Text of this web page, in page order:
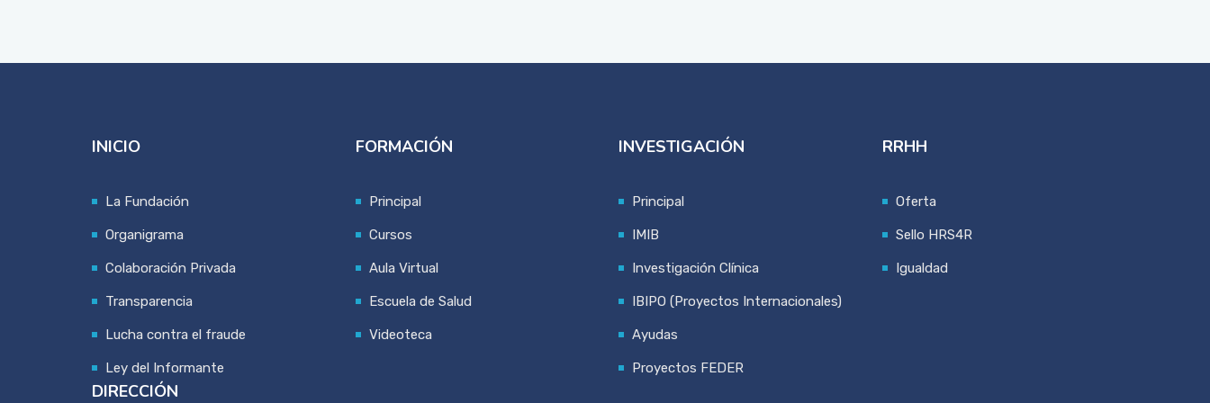
INICIO
La Fundación
Organigrama
Colaboración Privada
Transparencia
Lucha contra el fraude
Ley del Informante
FORMACIÓN
Principal
Cursos
Aula Virtual
Escuela de Salud
Videoteca
INVESTIGACIÓN
Principal
IMIB
Investigación Clínica
IBIPO (Proyectos Internacionales)
Ayudas
Proyectos FEDER
RRHH
Oferta
Sello HRS4R
Igualdad
DIRECCIÓN